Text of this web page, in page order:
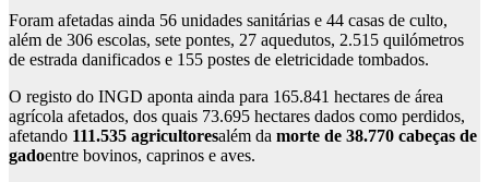
Foram afetadas ainda 56 unidades sanitárias e 44 casas de culto,
além de 306 escolas, sete pontes, 27 aquedutos, 2.515 quilómetros
de estrada danificados e 155 postes de eletricidade tombados.
O registo do INGD aponta ainda para 165.841 hectares de área
agrícola afetados, dos quais 73.695 hectares dados como perdidos,
afetando 111.535 agricultoresalém da morte de 38.770 cabeças de
gadoentre bovinos, caprinos e aves.